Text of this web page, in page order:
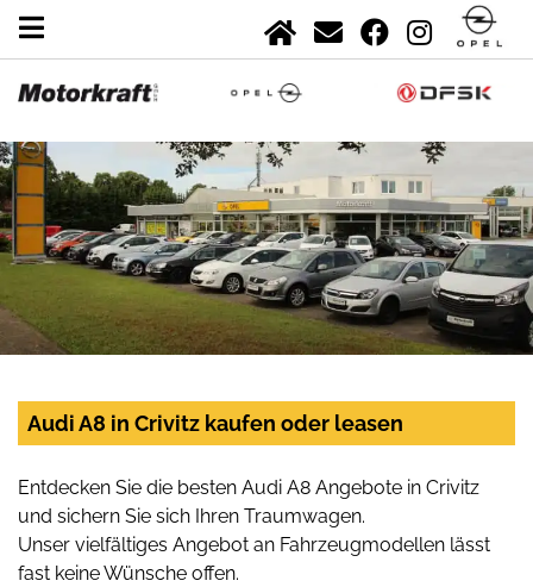
Audi A8 in Crivitz kaufen oder leasen
Entdecken Sie die besten Audi A8 Angebote in Crivitz
und sichern Sie sich Ihren Traumwagen.
Unser vielfältiges Angebot an Fahrzeugmodellen lässt
fast keine Wünsche offen.